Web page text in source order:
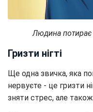
Людина
Гризти нігті
Ще одна звичка, яка
нервуєте - це гризти
зняти стрес, але